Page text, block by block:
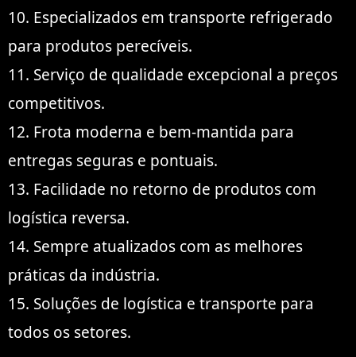
10. Especializados em transporte refrigerado
para produtos perecíveis.
11. Serviço de qualidade excepcional a preços
competitivos.
12. Frota moderna e bem-mantida para
entregas seguras e pontuais.
13. Facilidade no retorno de produtos com
logística reversa.
14. Sempre atualizados com as melhores
práticas da indústria.
15. Soluções de logística e transporte para
todos os setores.